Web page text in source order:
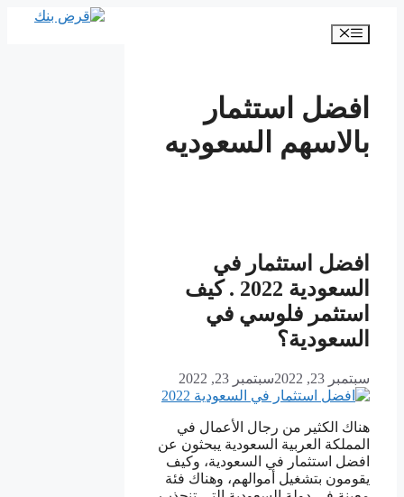
المحتوى
القائمة
افضل استثمار
بالاسهم السعوديه
افضل استثمار في
السعودية 2022 . كيف
استثمر فلوسي في
السعودية؟
سبتمبر 23, 2022 سبتمبر 23, 2022
هناك الكثير من رجال الأعمال في
المملكة العربية السعودية يبحثون عن
افضل استثمار في السعودية، وكيف
يقومون بتشغيل أموالهم، وهناك فئة